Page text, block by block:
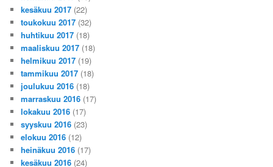
kesäkuu 2017 (22)
toukokuu 2017 (32)
huhtikuu 2017 (18)
maaliskuu 2017 (18)
helmikuu 2017 (19)
tammikuu 2017 (18)
joulukuu 2016 (18)
marraskuu 2016 (17)
lokakuu 2016 (17)
syyskuu 2016 (23)
elokuu 2016 (12)
heinäkuu 2016 (17)
kesäkuu 2016 (24)